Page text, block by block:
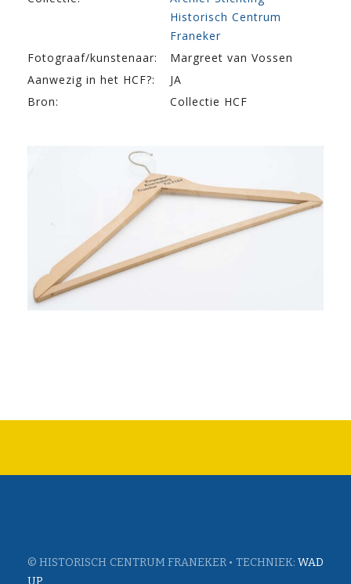
Historisch Centrum
Franeker
Fotograaf/kunstenaar:
Margreet van Vossen
Aanwezig in het HCF?:
JA
Bron:
Collectie HCF
© HISTORISCH CENTRUM FRANEKER • TECHNIEK: WAD
UP